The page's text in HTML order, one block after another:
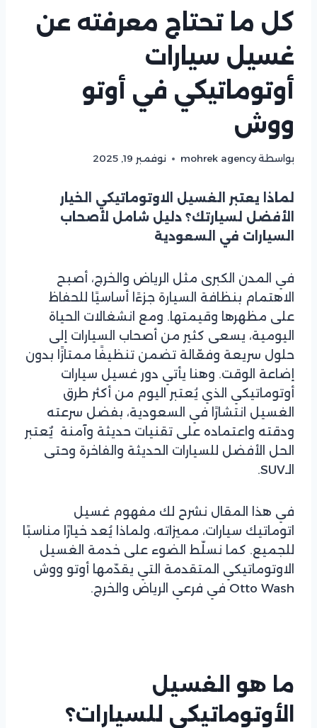
كل ما تحتاج معرفته عن
غسيل سيارات
أوتوماتيكي في أوتو
ووش
بواسطةmohrek agency نوفمبر 19, 2025
لماذا يعتبر الغسيل الاوتوماتيكي الخيار
الأفضل لسيارتك؟ دليل شامل لأصحاب
السيارات في السعودية
في المدن الكبرى مثل الرياض والخرج، أصبح
الاهتمام بنظافة السيارة جزءًا أساسيًا للحفاظ
على مظهرها وقيمتها. ومع انشغالات الحياة
اليومية، يسعى كثير من أصحاب السيارات إلى
حلول سريعة وفعّالة تضمن تنظيفًا ممتازًا بدون
إضاعة الوقت. وهنا يأتي دور غسيل سيارات
أوتوماتيكي الذي يُعتبر اليوم من أكثر طرق
الغسيل انتشارًا في السعودية، بفضل سرعته
ودقته واعتماده على تقنيات حديثة وآمنة يٌعتبر
الحل الأفضل للسيارات الحديثة والفاخرة وحتى
الـSUV.
في هذا المقال نشرح لك مفهوم غسيل
اتوماتيك سيارات، مميزاته، ولماذا يُعد خيارًا مناسبًا
للجميع. كما نسلّط الضوء على خدمة الغسيل
الاوتوماتيكي المتقدمة التي يقدّمها أوتو ووش
Otto Wash في فرعي الرياض والخرج.
ما هو الغسيل
الأوتوماتيكي للسيارات؟